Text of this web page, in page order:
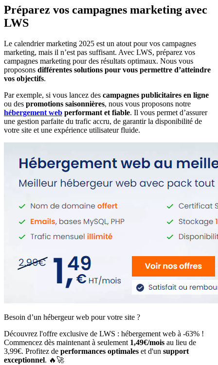
Préparez vos campagnes marketing avec
LWS
Le calendrier marketing 2025 est un atout pour vos campagnes
marketing, mais il n’est pas suffisant. Avec LWS, préparez vos
campagnes marketing pour des résultats optimaux. Nous vous
proposons différentes solutions pour vous permettre d’atteindre
vos objectifs.
Par exemple, si vous lancez des campagnes publicitaires en ligne
ou des promotions saisonnières, nous vous proposons notre
hébergement web performant et fiable. Il vous permet d’assurer
une gestion parfaite du trafic accru, de garantir la disponibilité de
votre site et une expérience utilisateur fluide.
Besoin d’un hébergeur web pour votre site ?
Découvrez l'offre exclusive de LWS : hébergement web à -63% !
Commencez dès maintenant à seulement 1,49€/mois au lieu de
3,99€. Profitez de performances optimales et d'un support
exceptionnel. 🔥🚀